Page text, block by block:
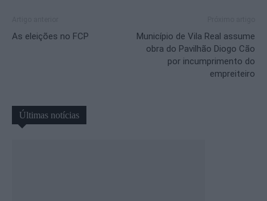
As eleições no FCP
Município de Vila Real assume
obra do Pavilhão Diogo Cão
por incumprimento do
empreiteiro
Últimas notícias